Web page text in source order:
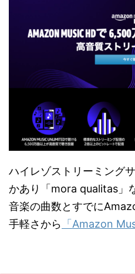
ハイレゾストリーミング
かあり「mora qualitas」
音楽の曲数とすでに
手軽さから 「Amazon